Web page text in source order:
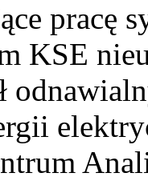
pracę
KSE